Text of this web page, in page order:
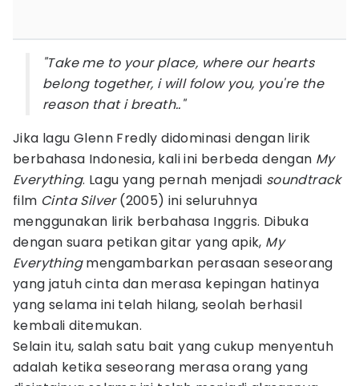
"Take me to your place, where our hearts
belong together, i will folow you, you're the
reason that i breath.."
Jika lagu Glenn Fredly didominasi dengan lirik
berbahasa Indonesia, kali ini berbeda dengan My
Everything. Lagu yang pernah menjadi soundtrack
film Cinta Silver(2005) ini seluruhnya
menggunakan lirik berbahasa Inggris. Dibuka
dengan suara petikan gitar yang apik, My
Everythingmengambarkan perasaan seseorang
yang jatuh cinta dan merasa kepingan hatinya
yang selama ini telah hilang, seolah berhasil
kembali ditemukan.
Selain itu, salah satu bait yang cukup menyentuh
adalah ketika seseorang merasa orang yang